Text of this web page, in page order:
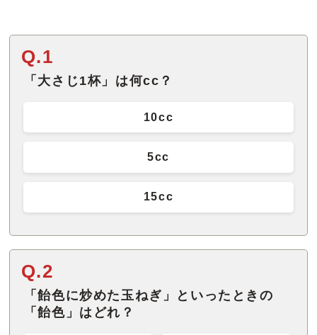
Q.1
「大さじ1杯」は何cc？
10cc
5cc
15cc
Q.2
「飴色に炒めた玉ねぎ」といったときの
「飴色」はどれ？